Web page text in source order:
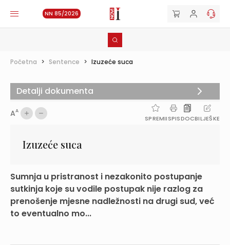
NN 85/2026
Početna > Sentence > Izuzeće suca
AA
SPREMIISPISDOCBILJEŠKE
Izuzeće suca
Sumnja u pristranost i nezakonito postupanje
sutkinja koje su vodile postupak nije razlog za
prenošenje mjesne nadležnosti na drugi sud, već
to eventualno mo...
Detalji dokumenta